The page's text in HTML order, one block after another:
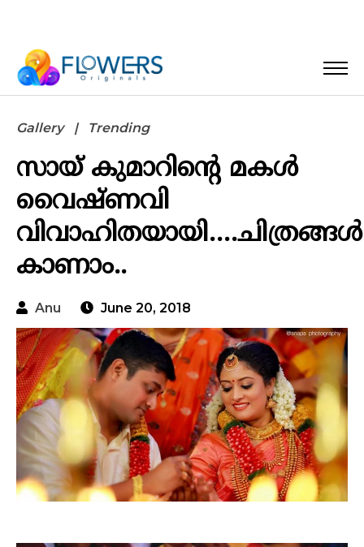
Gallery Trending
സായ് കുമാറിന്റെ മകൾ
വൈഷ്ണവി
വിവാഹിതയായി….ചിത്രങ്ങൾ
കാണാം..
Anu June 20, 2018